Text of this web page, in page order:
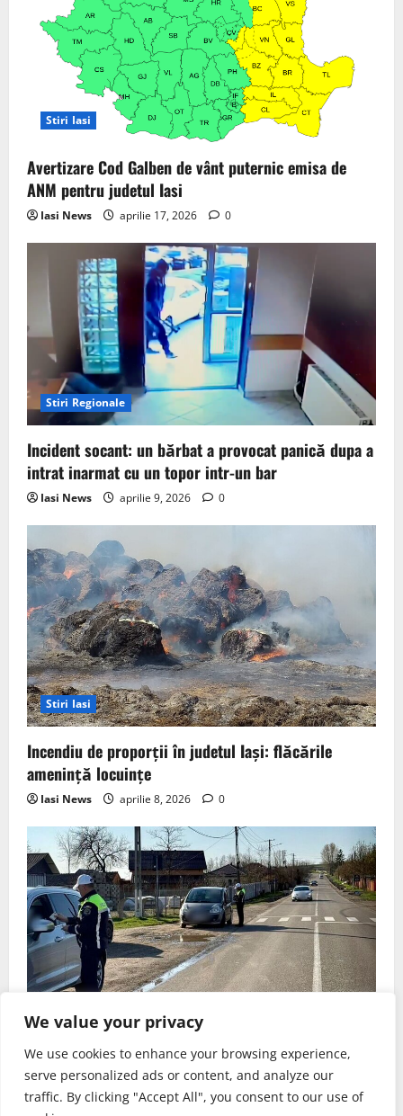
We value your privacy
We use cookies to enhance your browsing experience,
serve personalized ads or content, and analyze our
traffic. By clicking "Accept All", you consent to our use of
Stiri Iasi
Avertizare Cod Galben de vânt puternic emisa de
ANM pentru judetul Iasi
Iasi News aprilie 17, 2026 0
Stiri Regionale
Incident socant: un bărbat a provocat panică dupa a
intrat inarmat cu un topor intr-un bar
Iasi News aprilie 9, 2026 0
Stiri Iasi
Incendiu de proporții în judetul Iași: flăcările
amenință locuințe
Iasi News aprilie 8, 2026 0
Stiri Iasi
Razie de amploare în judetul Iași: zeci de șoferi
sancționați
Iasi News